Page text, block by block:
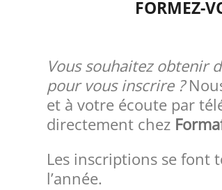
FORMEZ-
Vous souhaitez obtenir
pour vous inscrire ?
et à votre écoute par
directement chez
Les inscriptions se font
l’année.